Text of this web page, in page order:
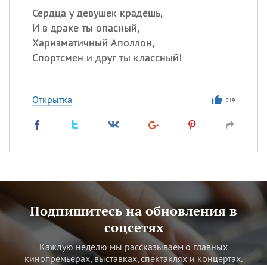
Сердца у девушек крадёшь,
И в драке ты опасный,
Харизматичный Аполлон,
Спортсмен и друг ты классный!
Открытка 219
Подпишитесь на обновления в
соцсетях
Каждую неделю мы рассказываем о главных
кинопремьерах, выставках, спектаклях и концертах.